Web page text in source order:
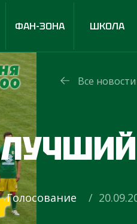
ФАН-ЗОНА ШКОЛА
Все новости
Голосование /